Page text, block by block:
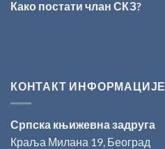
поезију
Како постати члан СКЗ?
КОНТАКТ ИНФОРМАЦИЈЕ
Српска књижевна задруга
Краља Милана 19, Београд